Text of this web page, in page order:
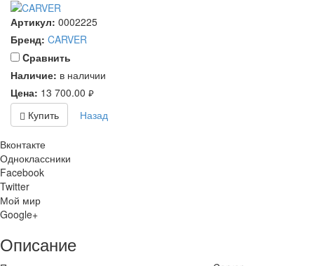
Артикул: 0002225
Бренд: CARVER
Cравнить
Наличие: в наличии
Цена: 13 700.00 руб.
Купить Назад
Вконтакте
Одноклассники
Facebook
Twitter
Мой мир
Google+
Описание